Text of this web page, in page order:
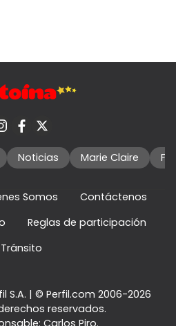
Noticias Marie Claire
Somos
Contáctenos
Reglas de participación
Tránsito
S.A. | © Perfil.com 2006-2026
reservados.